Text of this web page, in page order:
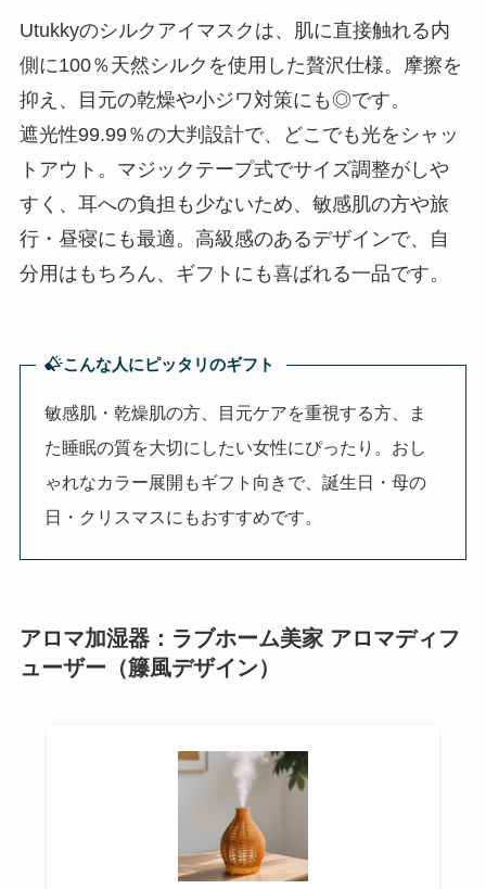
Utukkyのシルクアイマスクは、肌に直接触れる内
側に100％天然シルクを使用した贅沢仕様。摩擦を
抑え、目元の乾燥や小ジワ対策にも◎です。
遮光性99.99％の大判設計で、どこでも光をシャッ
トアウト。マジックテープ式でサイズ調整がしや
すく、耳への負担も少ないため、敏感肌の方や旅
行・昼寝にも最適。高級感のあるデザインで、自
分用はもちろん、ギフトにも喜ばれる一品です。
こんな人にピッタリのギフト
敏感肌・乾燥肌の方、目元ケアを重視する方、ま
た睡眠の質を大切にしたい女性にぴったり。おし
ゃれなカラー展開もギフト向きで、誕生日・母の
日・クリスマスにもおすすめです。
アロマ加湿器：ラブホーム美家 アロマディフ
ューザー（籐風デザイン）